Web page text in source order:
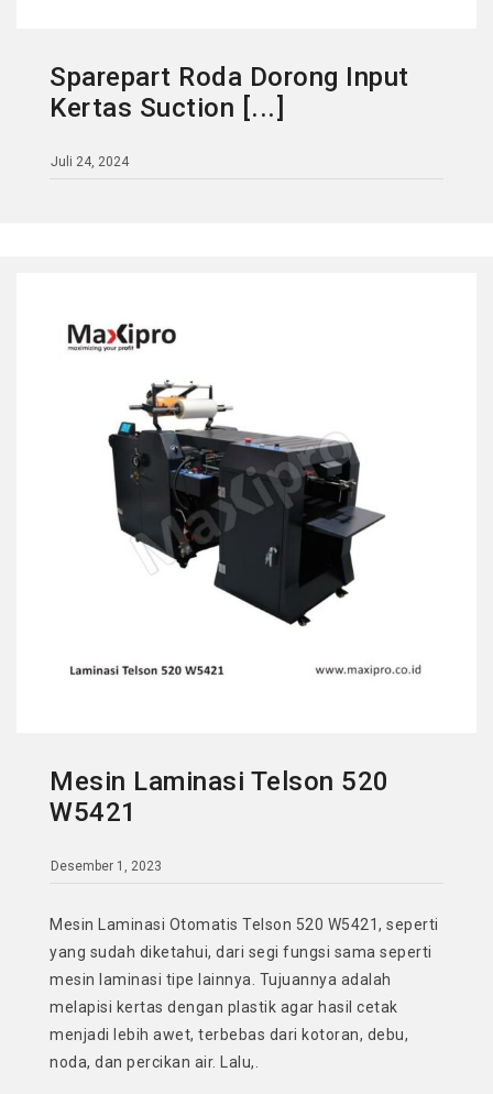
Sparepart Roda Dorong Input
Kertas Suction [...]
Juli 24, 2024
Mesin Laminasi Telson 520
W5421
Desember 1, 2023
Mesin Laminasi Otomatis Telson 520 W5421, seperti
yang sudah diketahui, dari segi fungsi sama seperti
mesin laminasi tipe lainnya. Tujuannya adalah
melapisi kertas dengan plastik agar hasil cetak
menjadi lebih awet, terbebas dari kotoran, debu,
noda, dan percikan air. Lalu,.